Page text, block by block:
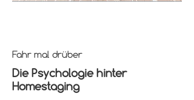
Fahr mal drüber
Die Psychologie hinter
Homestaging